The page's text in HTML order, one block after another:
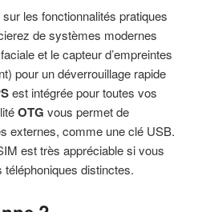
les fonctionnalités pratiques
de systèmes modernes
et le capteur d’empreintes
pour un déverrouillage rapide
est intégrée pour toutes vos
OTG vous permet de
externes, comme une clé USB.
est très appréciable si vous
distinctes.